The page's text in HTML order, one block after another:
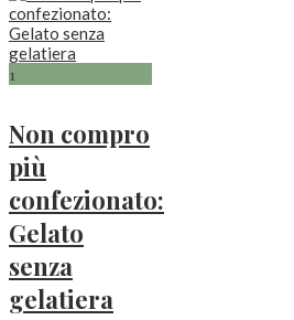
1
Non compro
più
confezionato:
Gelato
senza
gelatiera